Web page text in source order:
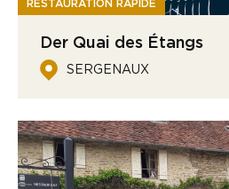
RESTAURATION RAPIDE
Der Quai des Étangs
SERGENAUX